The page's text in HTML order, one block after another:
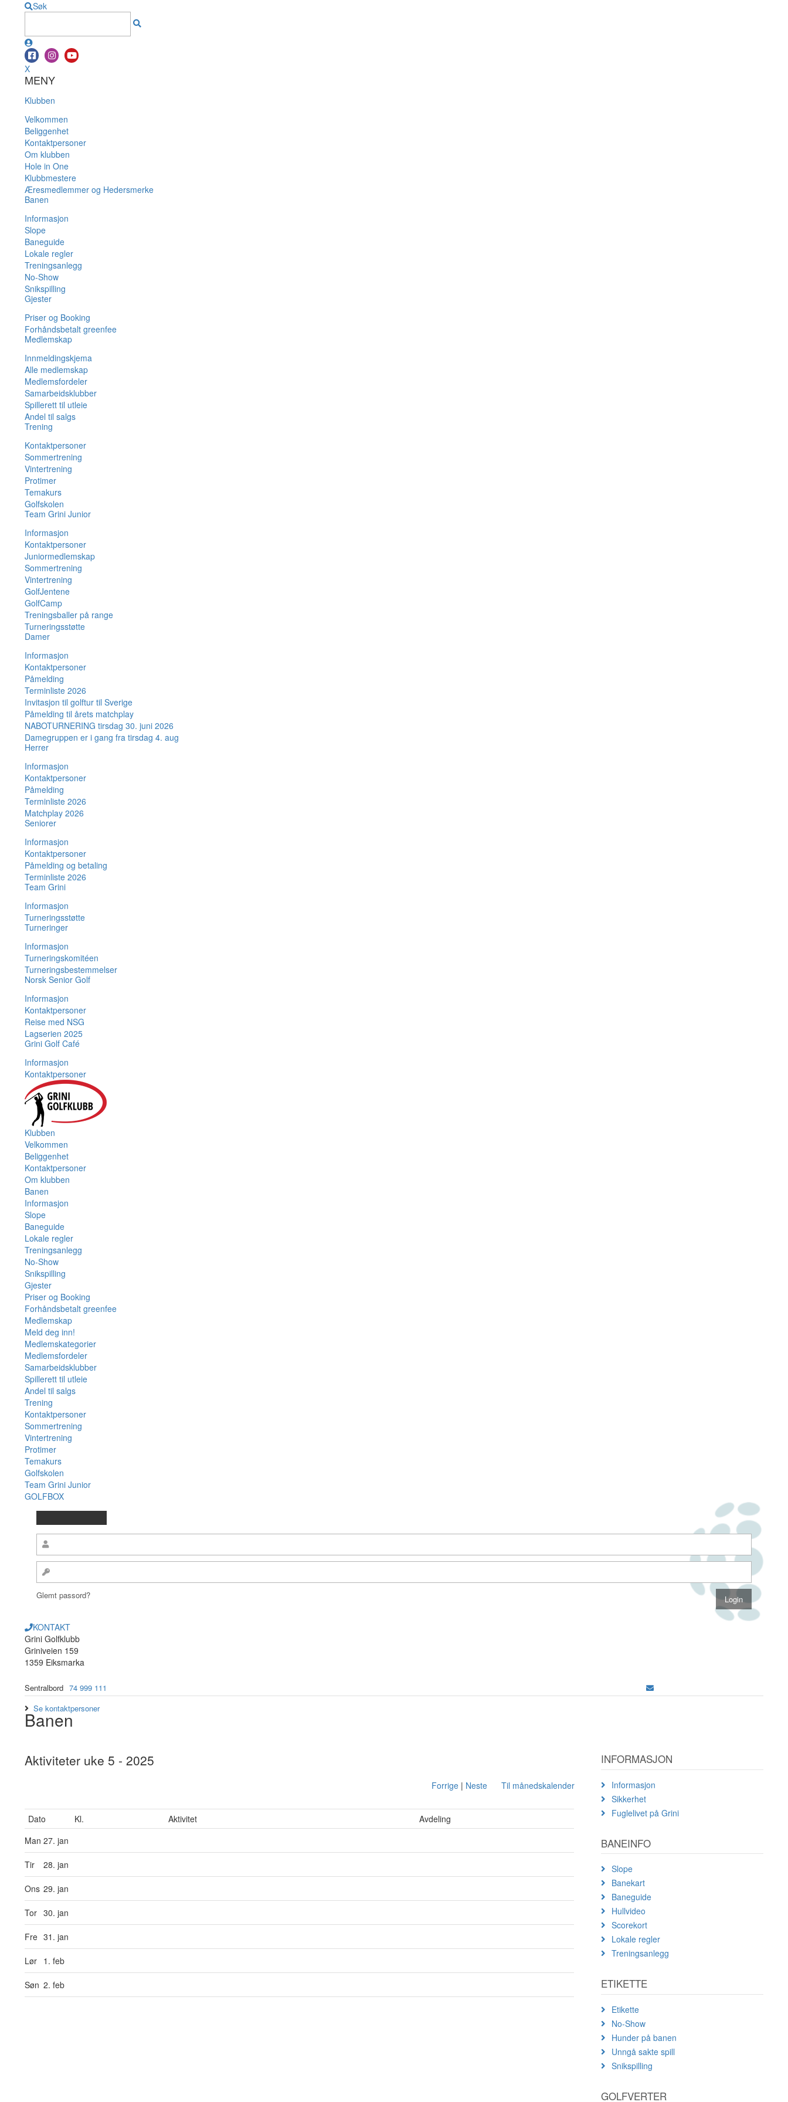
Søk
X
MENY
Klubben
Velkommen
Beliggenhet
Kontaktpersoner
Om klubben
Hole in One
Klubbmestere
Æresmedlemmer og Hedersmerke
Banen
Informasjon
Slope
Baneguide
Lokale regler
Treningsanlegg
No-Show
Snikspilling
Gjester
Priser og Booking
Forhåndsbetalt greenfee
Medlemskap
Innmeldingskjema
Alle medlemskap
Medlemsfordeler
Samarbeidsklubber
Spillerett til utleie
Andel til salgs
Trening
Kontaktpersoner
Sommertrening
Vintertrening
Protimer
Temakurs
Golfskolen
Team Grini Junior
Informasjon
Kontaktpersoner
Juniormedlemskap
Sommertrening
Vintertrening
GolfJentene
GolfCamp
Treningsballer på range
Turneringsstøtte
Damer
Informasjon
Kontaktpersoner
Påmelding
Terminliste 2026
Invitasjon til golftur til Sverige
Påmelding til årets matchplay
NABOTURNERING tirsdag 30. juni 2026
Damegruppen er i gang fra tirsdag 4. aug
Herrer
Informasjon
Kontaktpersoner
Påmelding
Terminliste 2026
Matchplay 2026
Seniorer
Informasjon
Kontaktpersoner
Påmelding og betaling
Terminliste 2026
Team Grini
Informasjon
Turneringsstøtte
Turneringer
Informasjon
Turneringskomitéen
Turneringsbestemmelser
Norsk Senior Golf
Informasjon
Kontaktpersoner
Reise med NSG
Lagserien 2025
Grini Golf Café
Informasjon
Kontaktpersoner
Klubben
Velkommen
Beliggenhet
Kontaktpersoner
Om klubben
Banen
Informasjon
Slope
Baneguide
Lokale regler
Treningsanlegg
No-Show
Snikspilling
Gjester
Priser og Booking
Forhåndsbetalt greenfee
Medlemskap
Meld deg inn!
Medlemskategorier
Medlemsfordeler
Samarbeidsklubber
Spillerett til utleie
Andel til salgs
Trening
Kontaktpersoner
Sommertrening
Vintertrening
Protimer
Temakurs
Golfskolen
Team Grini Junior
GOLFBOX
Glemt passord?
KONTAKT
Grini Golfklubb
Griniveien 159
1359 Eiksmarka
Sentralbord 74 999 111
Se kontaktpersoner
Banen
Aktiviteter uke 5 - 2025
Forrige| Neste Til månedskalender
Dato Kl. Aktivitet
Avdeling
Man 27. jan
Tir 28. jan
Ons 29. jan
Tor 30. jan
Fre 31. jan
Lør 1. feb
Søn 2. feb
INFORMASJON
Informasjon
Sikkerhet
Fuglelivet på Grini
BANEINFO
Slope
Banekart
Baneguide
Hullvideo
Scorekort
Lokale regler
Treningsanlegg
ETIKETTE
Etikette
No-Show
Hunder på banen
Unngå sakte spill
Snikspilling
GOLFVERTER